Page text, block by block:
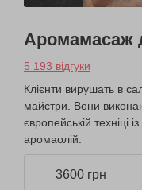
Аромамасаж
5 193 відгуки
Клієнти вирушать в
майстри. Вони
європейській техніці
аромаолій.
3600 грн